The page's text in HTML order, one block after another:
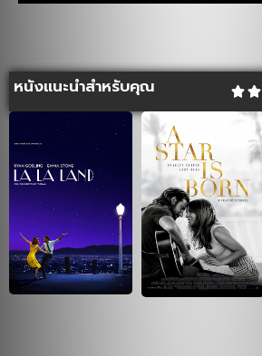
หนังแนะนำสำหรับคุณ  